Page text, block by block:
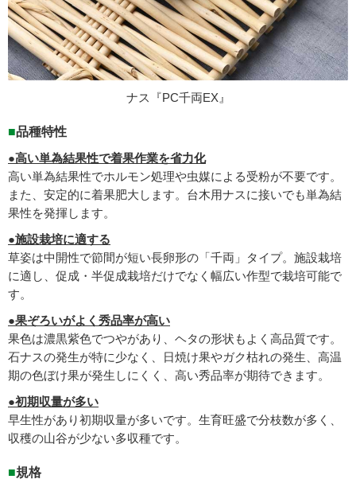
■品種特性
●高い単為結果性で着果作業を省力化
高い単為結果性でホルモン処理や虫媒による受粉が不要です。
また、安定的に着果肥大します。台木用ナスに接いでも単為結
果性を発揮します。
●施設栽培に適する
草姿は中開性で節間が短い長卵形の「千両」タイプ。施設栽培
に適し、促成・半促成栽培だけでなく幅広い作型で栽培可能で
す。
●果ぞろいがよく秀品率が高い
果色は濃黒紫色でつやがあり、ヘタの形状もよく高品質です。
石ナスの発生が特に少なく、日焼け果やガク枯れの発生、高温
期の色ぼけ果が発生しにくく、高い秀品率が期待できます。
●初期収量が多い
早生性があり初期収量が多いです。生育旺盛で分枝数が多く、
収穫の山谷が少ない多収種です。
■規格
ナス『PC千両EX』